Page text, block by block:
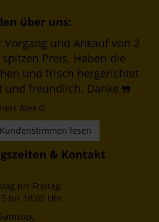
über uns:
und Ankauf von 2
Preis. Haben die
und frisch hergerichtet
und freundlich. Danke
Herr Alex G.
lesen
& Kontakt
bis Freitag:
bis 18:00 Uhr
Samstag: